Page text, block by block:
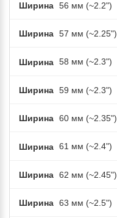
Ширина 56 мм (~2.2")
Ширина 57 мм (~2.25")
Ширина 58 мм (~2.3")
Ширина 59 мм (~2.3")
Ширина 60 мм (~2.35")
Ширина 61 мм (~2.4")
Ширина 62 мм (~2.45")
Ширина 63 мм (~2.5")